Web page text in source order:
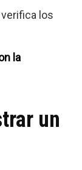
los
la
un